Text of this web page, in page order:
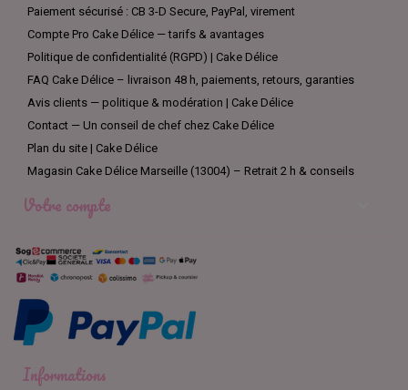
Paiement sécurisé : CB 3-D Secure, PayPal, virement
Compte Pro Cake Délice — tarifs & avantages
Politique de confidentialité (RGPD) | Cake Délice
FAQ Cake Délice – livraison 48 h, paiements, retours, garanties
Avis clients — politique & modération | Cake Délice
Contact — Un conseil de chef chez Cake Délice
Plan du site | Cake Délice
Magasin Cake Délice Marseille (13004) – Retrait 2 h & conseils
Votre compte
Informations